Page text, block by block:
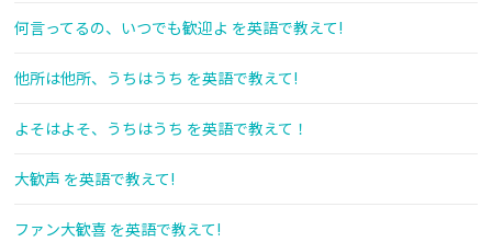
何言ってるの、いつでも歓迎よ を英語で教えて!
他所は他所、うちはうち を英語で教えて!
よそはよそ、うちはうち を英語で教えて！
大歓声 を英語で教えて!
ファン大歓喜 を英語で教えて!